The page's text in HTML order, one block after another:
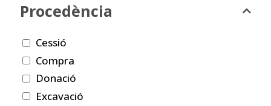
Procedència
Cessió
Compra
Donació
Excavació